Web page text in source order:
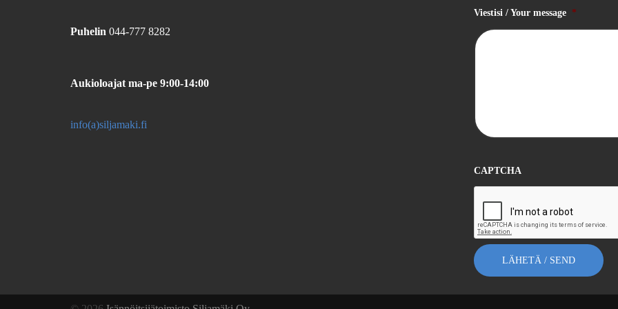
Puhelin 044-777 8282
Aukioloajat ma-pe 9:00-14:00
info(a)siljamaki.fi
Viestisi / Your message *
CAPTCHA